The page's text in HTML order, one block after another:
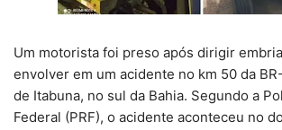
Um motorista foi preso após dirigir
envolver em um acidente no km 50 da
de Itabuna, no sul da Bahia. Segundo a
Federal (PRF), o acidente aconteceu no